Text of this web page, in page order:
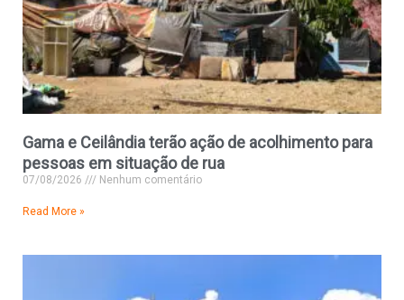
Gama e Ceilândia terão ação de acolhimento para
pessoas em situação de rua
07/08/2026 Nenhum comentário
Read More »